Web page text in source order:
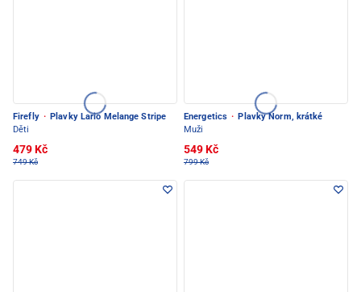
Firefly · Plavky Lario Melange Stripe
Děti
479 Kč
749 Kč
Energetics · Plavky Norm, krátké
Muži
549 Kč
799 Kč